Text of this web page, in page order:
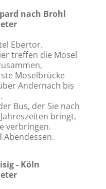
nach Brohl
Ebertor.
treffen die Mosel
Moselbrücke
Andernach bis
Bus, der Sie nach
bringt,
verbringen.
- Köln